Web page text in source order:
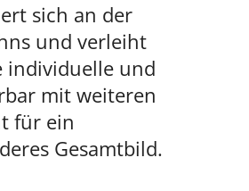
sich an der
und verleiht
individuelle und
mit weiteren
für ein
Gesamtbild.